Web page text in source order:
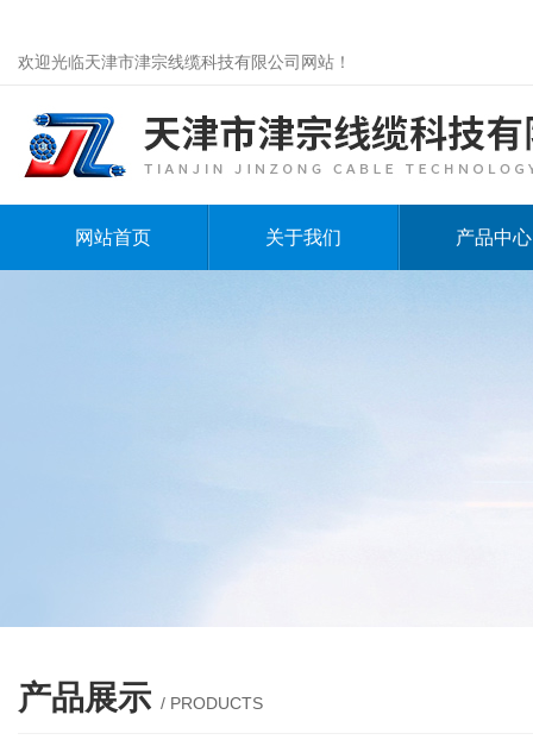
欢迎光临天津市津宗线缆科技有限公司网站！
网站首页 关于我们 产品中心
产品展示 / PRODUCTS